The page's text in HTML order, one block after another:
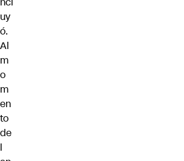
uy
ó.
Al
m
o
m
en
to
de
l